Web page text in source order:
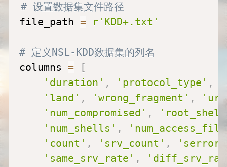
# 设置数据集文件路径
file_path = r'KDD+.txt'
# 定义NSL-KDD数据集的列名
columns =
[
'duration' , 'protocol_type' ,
'land' , 'wrong_fragment' ,
'num_compromised' ,
'num_shells' ,
'count' , 'srv_count' ,
'same_srv_rate' ,